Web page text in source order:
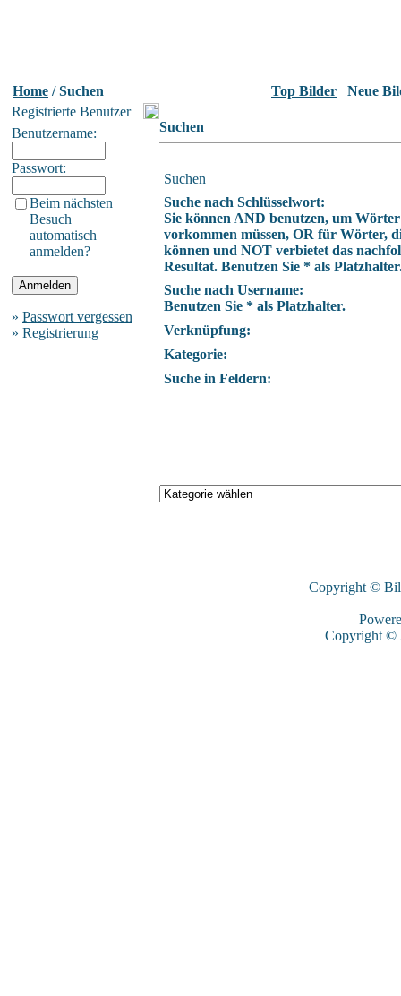
Home / Suchen Top Bilder
Neue
Registrierte Benutzer
Benutzername:
Passwort:
Beim nächsten
Besuch
automatisch
anmelden?
» Passwort vergessen
» Registrierung
Suchen
Suchen
Suche nach Schlüsselwort:
Sie können AND benutzen, um
vorkommen müssen, OR für Wörter,
können und NOT verbietet das
Resultat. Benutzen Sie * als
Suche nach Username:
Benutzen Sie * als Platzhalter.
Verknüpfung:
Kategorie:
Suche in Feldern:
Copyright ©
Copyright ©